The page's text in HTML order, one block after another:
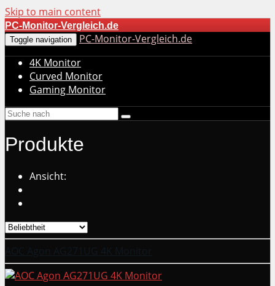
Skip to main content
PC-Monitor-Vergleich.de
Toggle navigation
PC-Monitor-Vergleich.de
4K Monitor
Curved Monitor
Gaming Monitor
Produkte
Ansicht: